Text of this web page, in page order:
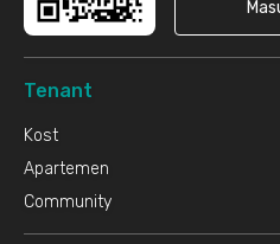
Tenant
Kost
Apartemen
Community